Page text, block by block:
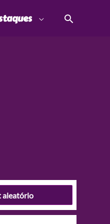
aleatório